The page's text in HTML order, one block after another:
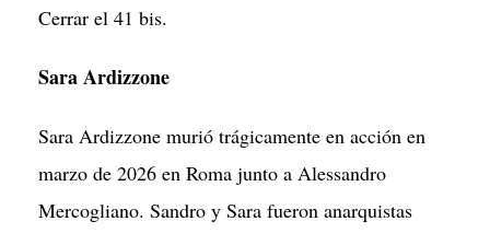
Cerrar el 41 bis.
Sara Ardizzone
Sara Ardizzone murió trágicamente en acción en
marzo de 2026 en Roma junto a Alessandro
Mercogliano. Sandro y Sara fueron anarquistas